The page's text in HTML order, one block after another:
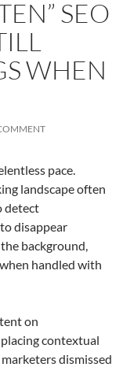
SEO
WHEN
pace.
landscape often
detect
disappear
background,
handled with
on
contextual
dismissed